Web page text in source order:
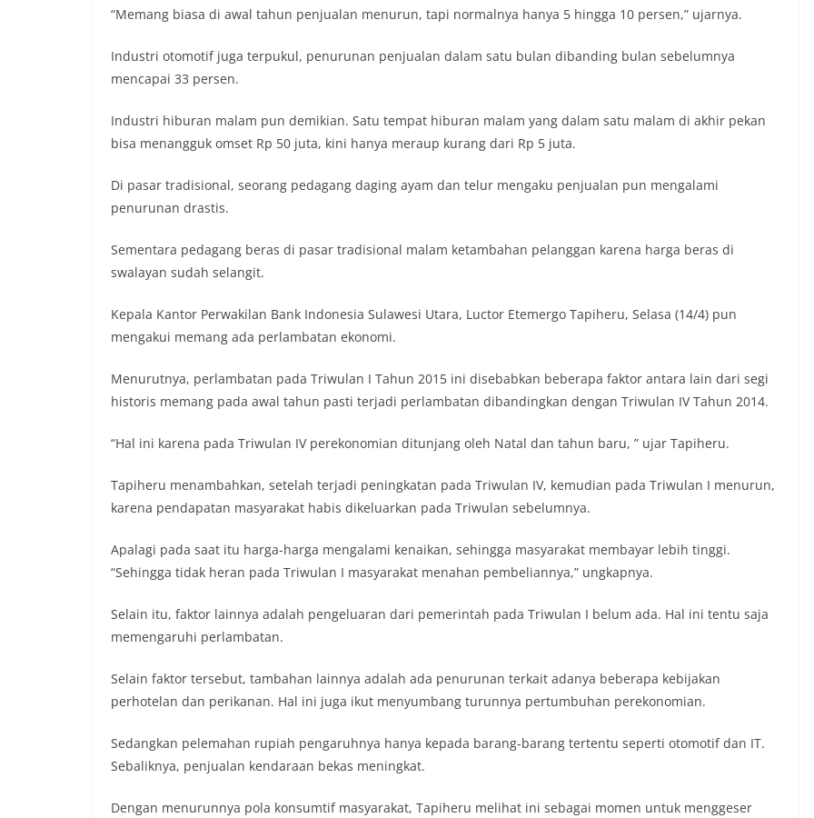
“Memang biasa di awal tahun penjualan menurun, tapi normalnya hanya 5 hingga 10 persen,” ujarnya.
Industri otomotif juga terpukul, penurunan penjualan dalam satu bulan dibanding bulan sebelumnya
mencapai 33 persen.
Industri hiburan malam pun demikian. Satu tempat hiburan malam yang dalam satu malam di akhir pekan
bisa menangguk omset Rp 50 juta, kini hanya meraup kurang dari Rp 5 juta.
Di pasar tradisional, seorang pedagang daging ayam dan telur mengaku penjualan pun mengalami
penurunan drastis.
Sementara pedagang beras di pasar tradisional malam ketambahan pelanggan karena harga beras di
swalayan sudah selangit.
Kepala Kantor Perwakilan Bank Indonesia Sulawesi Utara, Luctor Etemergo Tapiheru, Selasa (14/4) pun
mengakui memang ada perlambatan ekonomi.
Menurutnya, perlambatan pada Triwulan I Tahun 2015 ini disebabkan beberapa faktor antara lain dari segi
historis memang pada awal tahun pasti terjadi perlambatan dibandingkan dengan Triwulan IV Tahun 2014.
“Hal ini karena pada Triwulan IV perekonomian ditunjang oleh Natal dan tahun baru, ” ujar Tapiheru.
Tapiheru menambahkan, setelah terjadi peningkatan pada Triwulan IV, kemudian pada Triwulan I menurun,
karena pendapatan masyarakat habis dikeluarkan pada Triwulan sebelumnya.
Apalagi pada saat itu harga-harga mengalami kenaikan, sehingga masyarakat membayar lebih tinggi.
“Sehingga tidak heran pada Triwulan I masyarakat menahan pembeliannya,” ungkapnya.
Selain itu, faktor lainnya adalah pengeluaran dari pemerintah pada Triwulan I belum ada. Hal ini tentu saja
memengaruhi perlambatan.
Selain faktor tersebut, tambahan lainnya adalah ada penurunan terkait adanya beberapa kebijakan
perhotelan dan perikanan. Hal ini juga ikut menyumbang turunnya pertumbuhan perekonomian.
Sedangkan pelemahan rupiah pengaruhnya hanya kepada barang-barang tertentu seperti otomotif dan IT.
Sebaliknya, penjualan kendaraan bekas meningkat.
Dengan menurunnya pola konsumtif masyarakat, Tapiheru melihat ini sebagai momen untuk menggeser